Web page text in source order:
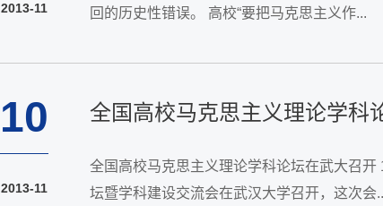
2013-11
回的历史性错误。 高校“要把马克思主义作...
10
2013-11
全国高校马克思主义理论学科
全国高校马克思主义理论学科论坛在武大召
坛暨学科建设交流会在武汉大学召开，这次会